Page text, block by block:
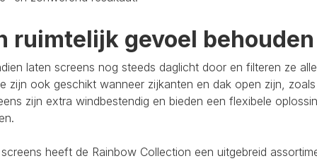
ruimtelijk gevoel behouden
laten screens nog steeds daglicht door en filteren ze
zijn ook geschikt wanneer zijkanten en dak open zijn,
zijn extra windbestendig en bieden een flexibele
heeft de Rainbow Collection een uitgebreid